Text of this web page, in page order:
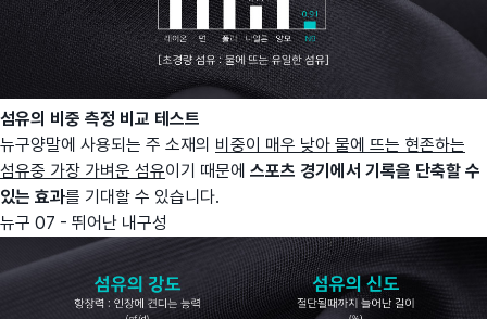
섬유의 비중 측정 비교 테스트
뉴구양말에 사용되는 주 소재의 비중이 매우 낮아 물에 뜨는 현존하는
섬유중 가장 가벼운 섬유이기 때문에 스포츠 경기에서 기록을 단축할 수
있는 효과를 기대할 수 있습니다.
뉴구 07 - 뛰어난 내구성